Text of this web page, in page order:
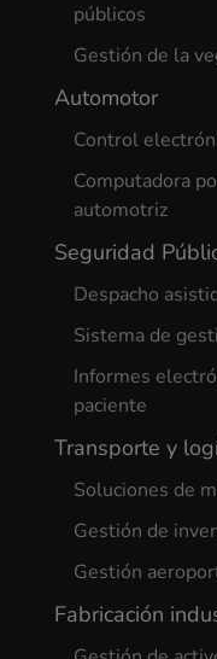
públicos
Gestión de la
Automotor
Control
Computadora
automotriz
Seguridad
Despacho
Sistema de
Informes
paciente
Transporte y
Soluciones de
Gestión de
Gestión
Fabricación